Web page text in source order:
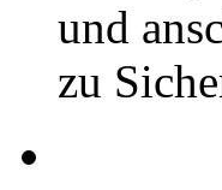
und
zu